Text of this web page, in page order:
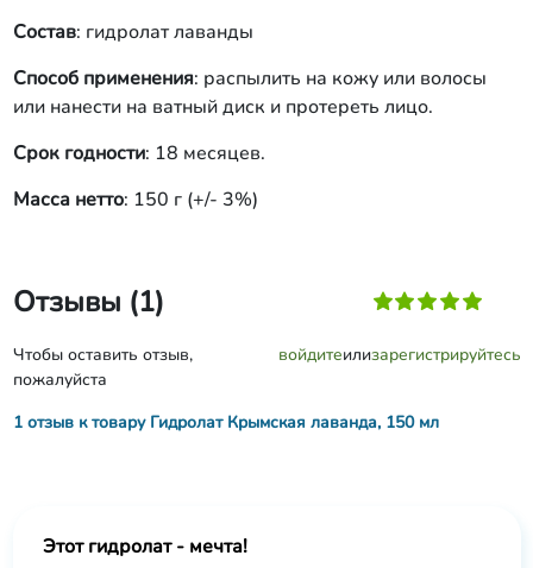
Состав: гидролат лаванды
Способ применения: распылить на кожу или волосы
или нанести на ватный диск и протереть лицо.
Срок годности: 18 месяцев.
Масса нетто: 150 г (+/- 3%)
Отзывы (1)
Чтобы оставить отзыв,
пожалуйста
войдитеилизарегистрируйтесь
1 отзыв к товару Гидролат Крымская лаванда, 150 мл
Этот гидролат - мечта!